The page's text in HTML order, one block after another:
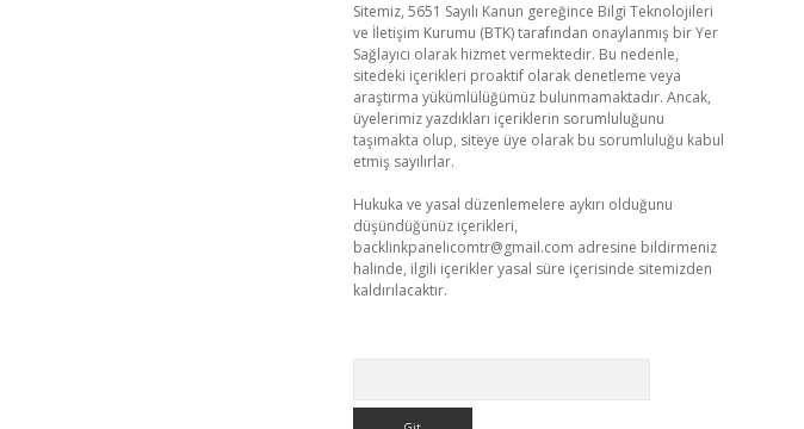
Sitemiz, 5651 Sayılı Kanun gereğince Bilgi Teknolojileri
ve İletişim Kurumu (BTK) tarafından onaylanmış bir Yer
Sağlayıcı olarak hizmet vermektedir. Bu nedenle,
sitedeki içerikleri proaktif olarak denetleme veya
araştırma yükümlülüğümüz bulunmamaktadır. Ancak,
üyelerimiz yazdıkları içeriklerin sorumluluğunu
taşımakta olup, siteye üye olarak bu sorumluluğu kabul
etmiş sayılırlar.
Hukuka ve yasal düzenlemelere aykırı olduğunu
düşündüğünüz içerikleri,
backlinkpanelicomtr@gmail.com adresine bildirmeniz
halinde, ilgili içerikler yasal süre içerisinde sitemizden
kaldırılacaktır.